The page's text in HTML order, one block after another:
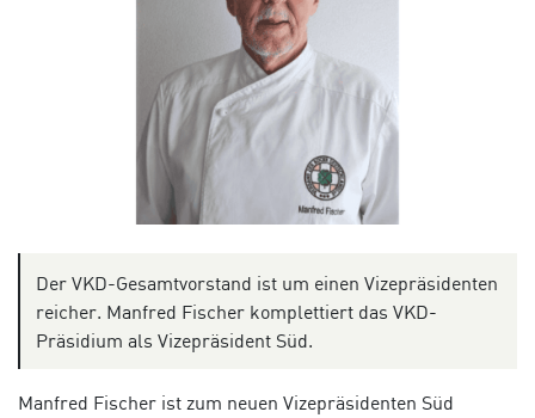
Der VKD-Gesamtvorstand ist um einen Vizepräsidenten
reicher. Manfred Fischer komplettiert das VKD-
Präsidium als Vizepräsident Süd.
Manfred Fischer ist zum neuen Vizepräsidenten Süd